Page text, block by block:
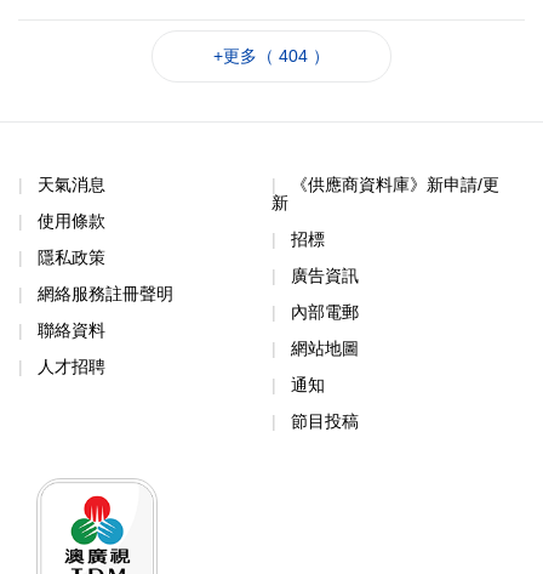
+更多（ 404 ）
天氣消息
使用條款
隱私政策
網絡服務註冊聲明
聯絡資料
人才招聘
《供應商資料庫》新申請/更
新
招標
廣告資訊
內部電郵
網站地圖
通知
節目投稿